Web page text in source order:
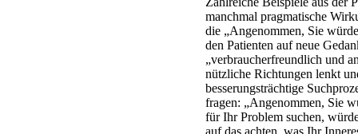
manchmal pragmatische
die „Angenommen, Sie
den Patienten auf neue
„verbraucherfreundlich und
nützliche Richtungen lenkt
besserungsträchtige
fragen: „Angenommen, Sie
für Ihr Problem suchen,
auf das achten, was Ihr